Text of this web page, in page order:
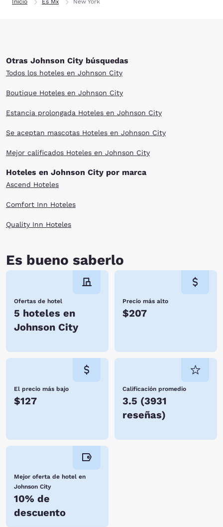
Inicio Es Mx New York
Otras Johnson City búsquedas
Todos los hoteles en Johnson City
Boutique Hoteles en Johnson City
Estancia prolongada Hoteles en Johnson City
Se aceptan mascotas Hoteles en Johnson City
Mejor calificados Hoteles en Johnson City
Hoteles en Johnson City por marca
Ascend Hoteles
Comfort Inn Hoteles
Quality Inn Hoteles
Es bueno saberlo
Ofertas de hotel
5 hoteles en
Johnson City
Precio más alto
$207
El precio más bajo
$127
Calificación promedio
3.5 (3931
reseñas)
Mejor oferta de hotel en
Johnson City
10% de
descuento